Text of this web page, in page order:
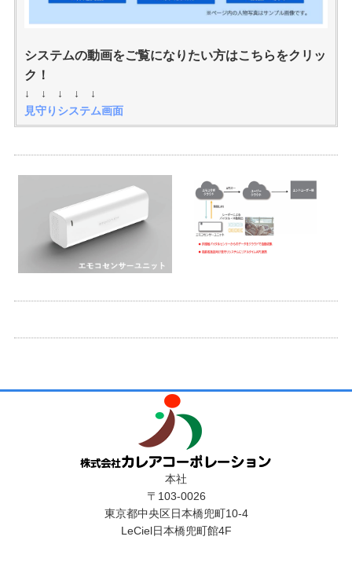
システムの動画をご覧になりたい方はこちらをクリッ
ク！
↓ ↓ ↓ ↓ ↓
見守りシステム画面
本社
〒103-0026
東京都中央区日本橋兜町10-4
LeCiel日本橋兜町館4F